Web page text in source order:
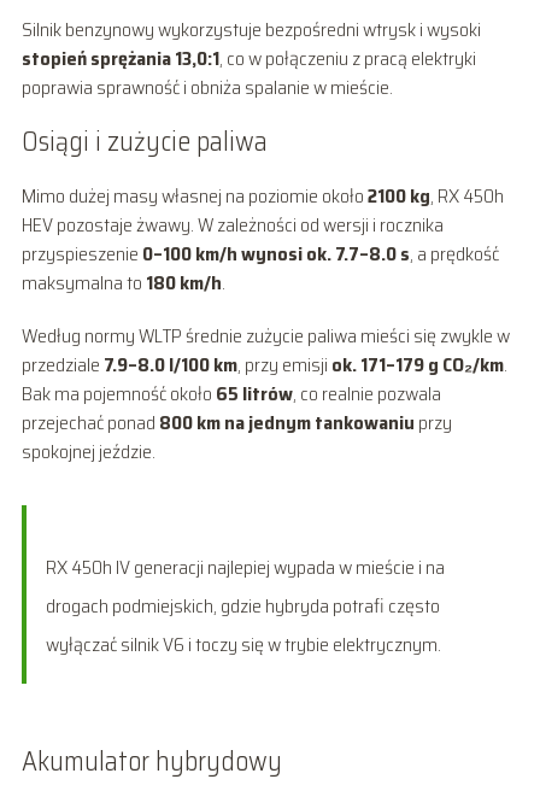
Silnik benzynowy wykorzystuje bezpośredni wtrysk i wysoki
stopień sprężania 13,0:1, co w połączeniu z pracą elektryki
poprawia sprawność i obniża spalanie w mieście.
Osiągi i zużycie paliwa
Mimo dużej masy własnej na poziomie około2100 kg, RX 450h
HEV pozostaje żwawy. W zależności od wersji i rocznika
przyspieszenie 0–100 km/h wynosi ok. 7.7–8.0 s, a prędkość
maksymalna to 180 km/h.
Według normy WLTP średnie zużycie paliwa mieści się zwykle w
przedziale 7.9–8.0 l/100 km, przy emisji ok. 171–179 g CO₂/km.
Bak ma pojemność około 65 litrów, co realnie pozwala
przejechać ponad 800 km na jednym tankowaniu przy
spokojnej jeździe.
RX 450h IV generacji najlepiej wypada w mieście i na
drogach podmiejskich, gdzie hybryda potrafi często
wyłączać silnik V6 i toczy się w trybie elektrycznym.
Akumulator hybrydowy